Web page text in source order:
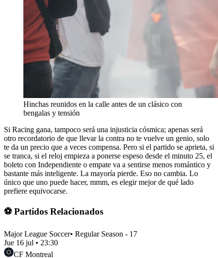
Hinchas reunidos en la calle antes de un clásico con
bengalas y tensión
Si Racing gana, tampoco será una injusticia cósmica; apenas será
otro recordatorio de que llevar la contra no te vuelve un genio, solo
te da un precio que a veces compensa. Pero si el partido se aprieta, si
se tranca, si el reloj empieza a ponerse espeso desde el minuto 25, el
boleto con Independiente o empate va a sentirse menos romántico y
bastante más inteligente. La mayoría pierde. Eso no cambia. Lo
único que uno puede hacer, mmm, es elegir mejor de qué lado
prefiere equivocarse.
⚽ Partidos Relacionados
Major League Soccer• Regular Season - 17
Jue 16 jul • 23:30
CF Montreal